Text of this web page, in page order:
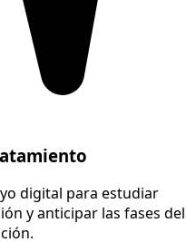
digital para estudiar
y anticipar las fases del